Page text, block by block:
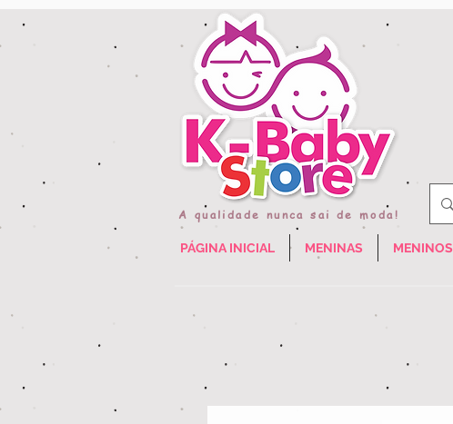
A qualidade nunca sai de moda!
PÁGINA INICIAL MENINAS MENINOS